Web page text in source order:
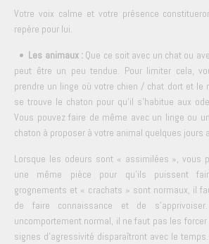
Votre voix calme et votre présence
repère pour lui.
• Les animaux : Que ce soit avec un chat ou
peut être un peu tendue. Pour limiter cela,
prendre un linge où votre chien / chat dort et le
se trouve le chaton pour qu'il s'habitue aux
Vous pouvez faire de même avec un linge ou
chaton à proposer à votre animal quelques jours
Lorsque les odeurs sont « assimilées », vous
une même pièce pour qu'ils puissent
grognements et « crachats » sont normaux, il
de faire connaissance et de
uncomportement normal, il ne faut pas les
signes d'agressivité disparaîtront avec le